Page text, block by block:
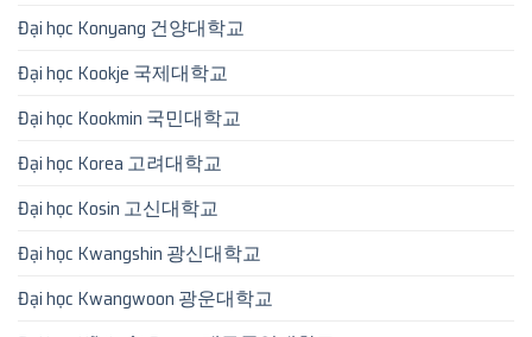
Đại học Konyang 건양대학교
Đại học Kookje 국제대학교
Đại học Kookmin 국민대학교
Đại học Korea 고려대학교
Đại học Kosin 고신대학교
Đại học Kwangshin 광신대학교
Đại học Kwangwoon 광운대학교